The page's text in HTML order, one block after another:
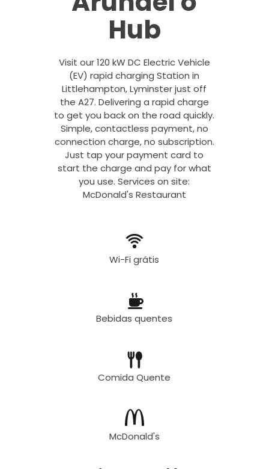
Hub
Visit our 120 kW DC Electric Vehicle
(EV) rapid charging Station in
Littlehampton, Lyminster just off
the A27. Delivering a rapid charge
to get you back on the road quickly.
Simple, contactless payment, no
connection charge, no subscription.
Just tap your payment card to
start the charge and pay for what
you use. Services on site:
McDonald's Restaurant
Wi-Fi grátis
Bebidas quentes
Comida Quente
McDonald's